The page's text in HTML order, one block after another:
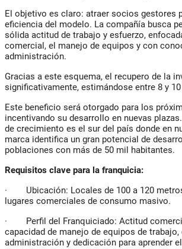
El objetivo es claro: atraer socios gestores
eficiencia del modelo. La compañía busca
sólida actitud de trabajo y esfuerzo,
comercial, el manejo de equipos y con
administración.
Gracias a este esquema, el recupero de la
significativamente, estimándose entre 8 y
Este beneficio será otorgado para los
incentivando su desarrollo en nuevas
de crecimiento es el sur del país donde en
marca identifica un gran potencial de
poblaciones con más de 50 mil habitantes.
Requisitos clave para la franquicia:
· Ubicación: Locales de 100 a 120
lugares comerciales de consumo masivo.
· Perfil del Franquiciado: Actitud
capacidad de manejo de equipos de
administración y dedicación para aprender